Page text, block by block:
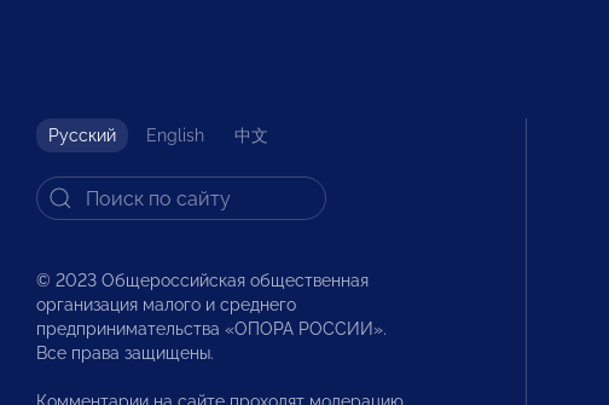
Русский English 中文
© 2023 Общероссийская общественная
организация малого и среднего
предпринимательства «ОПОРА РОССИИ».
Все права защищены.